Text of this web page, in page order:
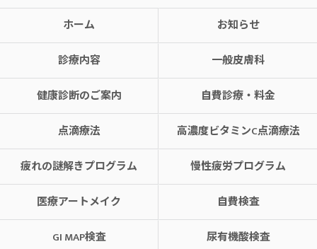
ホーム
お知らせ
診療内容
一般皮膚科
健康診断のご案内
自費診療・料金
点滴療法
高濃度ビタミンC点滴療法
疲れの謎解きプログラム
慢性疲労プログラム
医療アートメイク
自費検査
GI MAP検査
尿有機酸検査